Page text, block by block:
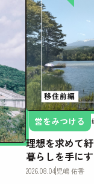
営をみつける
理想を求めて
暮らしを手に
2026.08.04児嶋 佑香